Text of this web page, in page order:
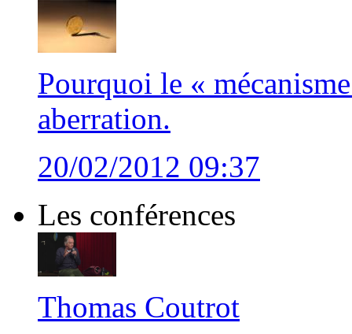
Pourquoi le «
aberration.
20/02/2012 09:37
Les conférences
Thomas Coutrot